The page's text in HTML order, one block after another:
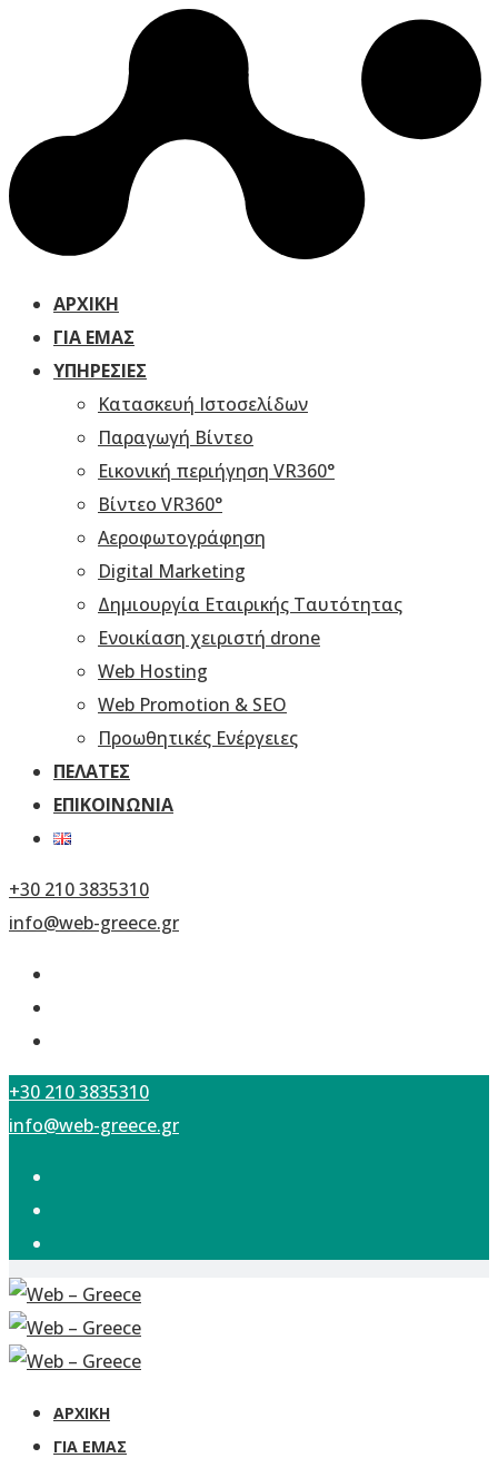
ΑΡΧΙΚΗ
ΓΙΑ ΕΜΆΣ
ΥΠΗΡΕΣΊΕΣ
Κατασκευή Ιστοσελίδων
Παραγωγή Βίντεο
Εικονική περιήγηση VR360°
Βίντεο VR360°
Αεροφωτογράφηση
Digital Marketing
Δημιουργία Εταιρικής Ταυτότητας
Ενοικίαση χειριστή drone
Web Hosting
Web Promotion & SEO
Προωθητικές Ενέργειες
ΠΕΛΆΤΕΣ
ΕΠΙΚΟΙΝΩΝΊΑ
+30 210 3835310
info@web-greece.gr
+30 210 3835310
info@web-greece.gr
ΑΡΧΙΚΗ
ΓΙΑ ΕΜΆΣ